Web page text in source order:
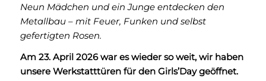
Neun Mädchen und ein Junge entdecken den
Metallbau – mit Feuer, Funken und selbst
gefertigten Rosen.
Am 23. April 2026 war es wieder so weit, wir haben
unsere Werkstatttüren für den Girls’Day geöffnet.